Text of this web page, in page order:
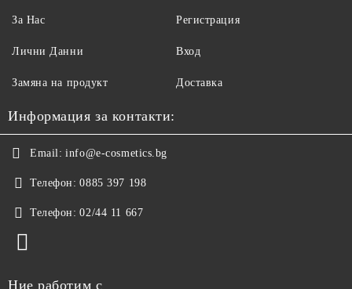
За Нас
Лични Данни
Замяна на продукт
Регистрация
Вход
Доставка
Информация за контакти:
Email: info@e-cosmetics.bg
Телефон: 0885 397 198
Телефон: 02/44 11 667
Ние работим с